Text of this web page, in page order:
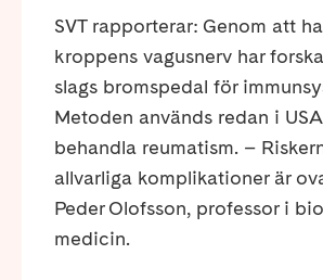
SVT rapporterar: Genom att
kroppens vagusnerv har
slags bromspedal för
Metoden används redan i
behandla reumatism. –
allvarliga komplikationer är
Peder Olofsson, professor i
medicin.